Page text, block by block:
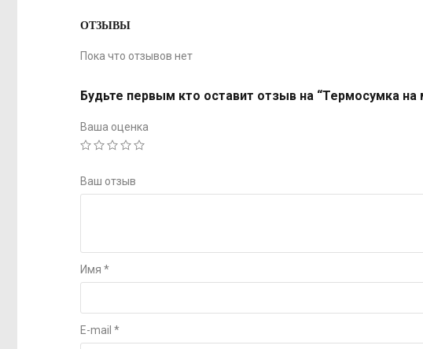
ОТЗЫВЫ
Пока что отзывов нет
Будьте первым кто оставит отзыв на “Термосумка
Ваша оценка
Ваш отзыв
Имя *
E-mail *